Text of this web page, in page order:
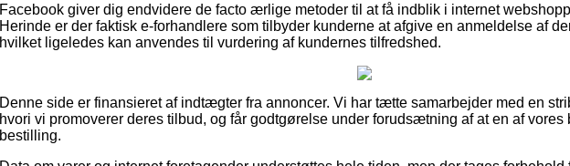
Facebook giver dig endvidere de facto ærlige metoder til at få indblik i internet
Herinde er der faktisk e-forhandlere som tilbyder kunderne at afgive en anmeldelse af
hvilket ligeledes kan anvendes til vurdering af kundernes tilfredshed.
Denne side er finansieret af indtægter fra annoncer. Vi har tætte samarbejder med en
hvori vi promoverer deres tilbud, og får godtgørelse under forudsætning af at en af vores
bestilling.